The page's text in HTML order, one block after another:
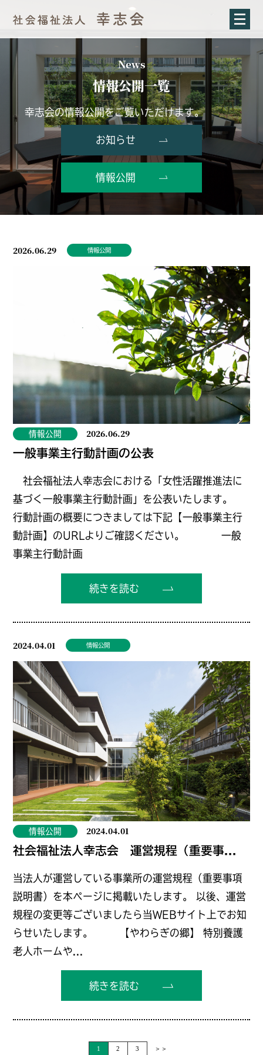
News
情報公開一覧
幸志会の情報公開をご覧いただけます。
お知らせ
情報公開
情報公開 2026.06.29
一般事業主行動計画の公表
社会福祉法人幸志会における「女性活躍推進法に
基づく一般事業主行動計画」を公表いたします。
行動計画の概要につきましては下記【一般事業主行
動計画】のURLよりご確認ください。 一般
事業主行動計画
続きを読む
情報公開
2026.06.29
情報公開 2024.04.01
社会福祉法人幸志会 運営規程（重要事...
当法人が運営している事業所の運営規程（重要事項
説明書）を本ページに掲載いたします。 以後、運営
規程の変更等ございましたら当WEBサイト上でお知
らせいたします。 【やわらぎの郷】 特別養護
老人ホームや...
続きを読む
情報公開
2024.04.01
1 2 3 ＞＞